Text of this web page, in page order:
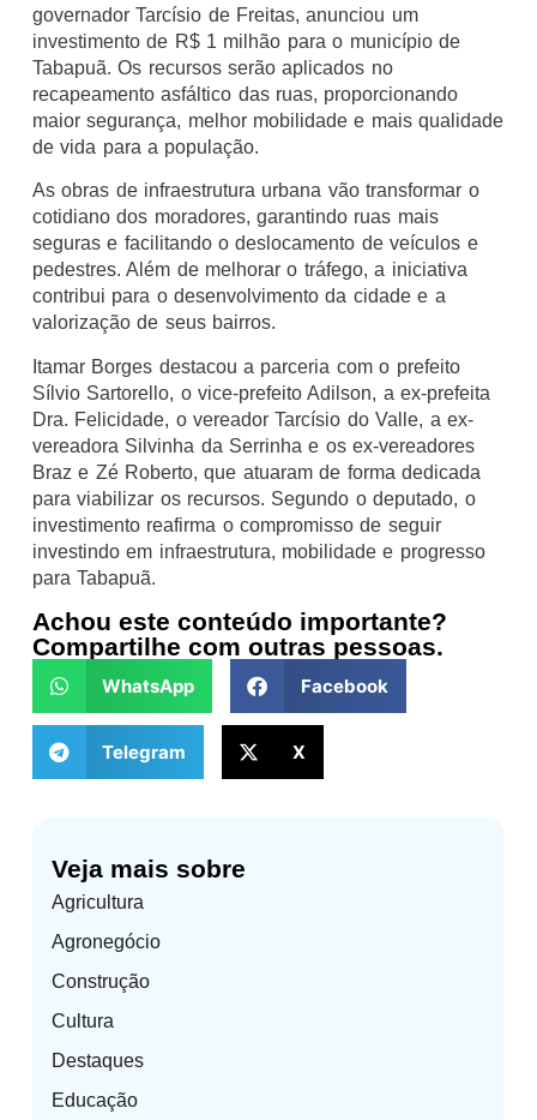
Veja mais sobre
Agricultura
Agronegócio
Construção
Cultura
Destaques
Educação
governador Tarcísio de Freitas, anunciou um
investimento de R$ 1 milhão para o município de
Tabapuã. Os recursos serão aplicados no
recapeamento asfáltico das ruas, proporcionando
maior segurança, melhor mobilidade e mais qualidade
de vida para a população.
As obras de infraestrutura urbana vão transformar o
cotidiano dos moradores, garantindo ruas mais
seguras e facilitando o deslocamento de veículos e
pedestres. Além de melhorar o tráfego, a iniciativa
contribui para o desenvolvimento da cidade e a
valorização de seus bairros.
Itamar Borges destacou a parceria com o prefeito
Sílvio Sartorello, o vice-prefeito Adilson, a ex-prefeita
Dra. Felicidade, o vereador Tarcísio do Valle, a ex-
vereadora Silvinha da Serrinha e os ex-vereadores
Braz e Zé Roberto, que atuaram de forma dedicada
para viabilizar os recursos. Segundo o deputado, o
investimento reafirma o compromisso de seguir
investindo em infraestrutura, mobilidade e progresso
para Tabapuã.
Achou este conteúdo importante?
Compartilhe com outras pessoas.
WhatsApp Facebook
Telegram X